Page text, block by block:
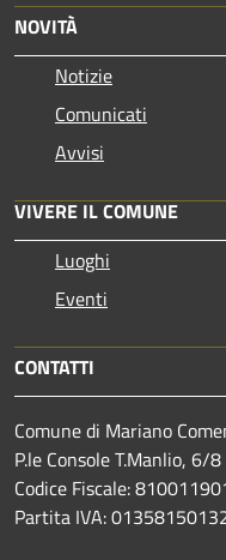
NOVITÀ
Notizie
Comunicati
Avvisi
VIVERE IL COMUNE
Luoghi
Eventi
CONTATTI
Comune di Mariano
P.le Console T.Manlio, 6/
Codice Fiscale:
Partita IVA: